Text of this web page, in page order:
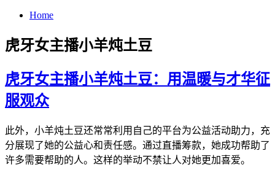
Home
虎牙女主播小羊炖土豆
虎牙女主播小羊炖土豆：用温暖与才华征
服观众
此外，小羊炖土豆还常常利用自己的平台为公益活动助力，充
分展现了她的公益心和责任感。通过直播筹款，她成功帮助了
许多需要帮助的人。这样的举动不禁让人对她更加喜爱。